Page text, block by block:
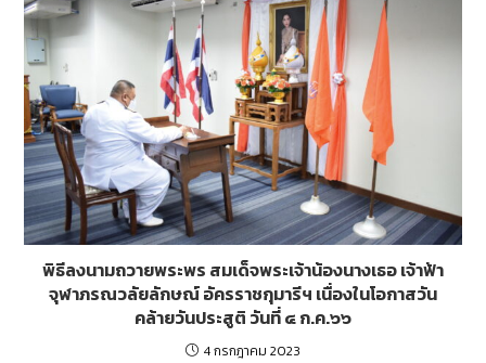
พิธีลงนามถวายพระพร สมเด็จพระเจ้าน้องนางเธอ เจ้าฟ้า
จุฬาภรณวลัยลักษณ์ อัครราชกุมารีฯ เนื่องในโอกาสวัน
คล้ายวันประสูติ วันที่ ๔ ก.ค.๖๖
4 กรกฎาคม 2023